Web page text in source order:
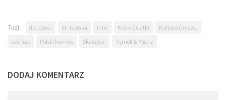
Tagi: dla dzieci fantastyka Inne Krótkie Gatki
Kultura Gniewu
Leśniak
Polski komiks Skarżycki Tymek & Mistrz
DODAJ KOMENTARZ